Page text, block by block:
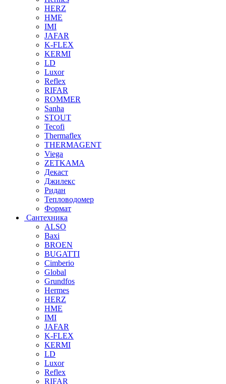
HERZ
HME
IMI
JAFAR
K-FLEX
KERMI
LD
Luxor
Reflex
RIFAR
ROMMER
Sanha
STOUT
Tecofi
Thermaflex
THERMAGENT
Viega
ZETKAMA
Декаст
Джилекс
Ридан
Тепловодомер
Формат
Сантехника
ALSO
Baxi
BROEN
BUGATTI
Cimberio
Global
Grundfos
Hermes
HERZ
HME
IMI
JAFAR
K-FLEX
KERMI
LD
Luxor
Reflex
RIFAR